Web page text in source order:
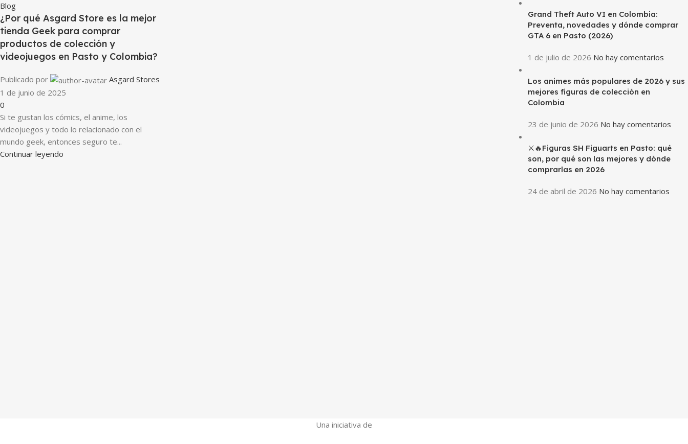
Blog
¿Por qué Asgard Store es la mejor
tienda Geek para comprar
productos de colección y
videojuegos en Pasto y Colombia?
Publicado por
Asgard Stores
1 de junio de 2025
0
Si te gustan los cómics, el anime, los
videojuegos y todo lo relacionado con el
mundo geek, entonces seguro te...
Continuar leyendo
Grand Theft Auto VI en Colombia:
Preventa, novedades y dónde comprar
GTA 6 en Pasto (2026)
1 de julio de 2026 No hay comentarios
Los animes más populares de 2026 y sus
mejores figuras de colección en
Colombia
23 de junio de 2026 No hay comentarios
⚔️🔥Figuras SH Figuarts en Pasto: qué
son, por qué son las mejores y dónde
comprarlas en 2026
24 de abril de 2026 No hay comentarios
Una iniciativa de